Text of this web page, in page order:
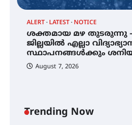
ALERT LATEST NOTICE
ശക്തമായ മഴ തുടരുന്നു
ജില്ലയിൽ എല്ലാ
സ്ഥാപനങ്ങൾക്കും
August 7, 2026
Trending Now
സർഗ്ഗസാഹിതി-
2026 കവിതാ
ബാലൻ ഹാളിൽ
അവധി